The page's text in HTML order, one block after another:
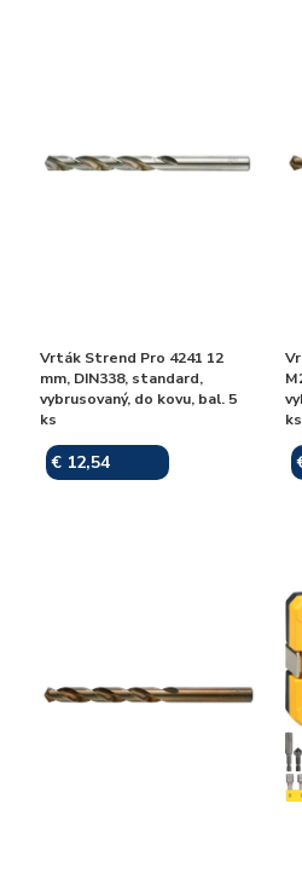
Vrták Strend Pro 4241 12
mm, DIN338, standard,
vybrusovaný, do kovu, bal. 5
ks
€ 12,54
ks